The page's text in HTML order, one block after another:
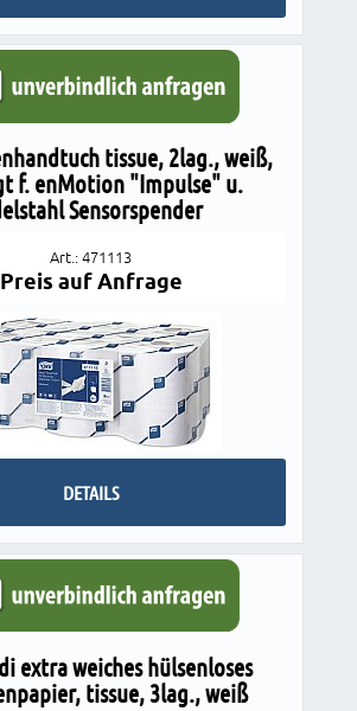
tissue, 2lag., weiß,
f. enMotion "Impulse" u.
Sensorspender
Art.: 471113
Preis auf Anfrage
DETAILS
extra weiches hülsenloses
tissue, 3lag., weiß